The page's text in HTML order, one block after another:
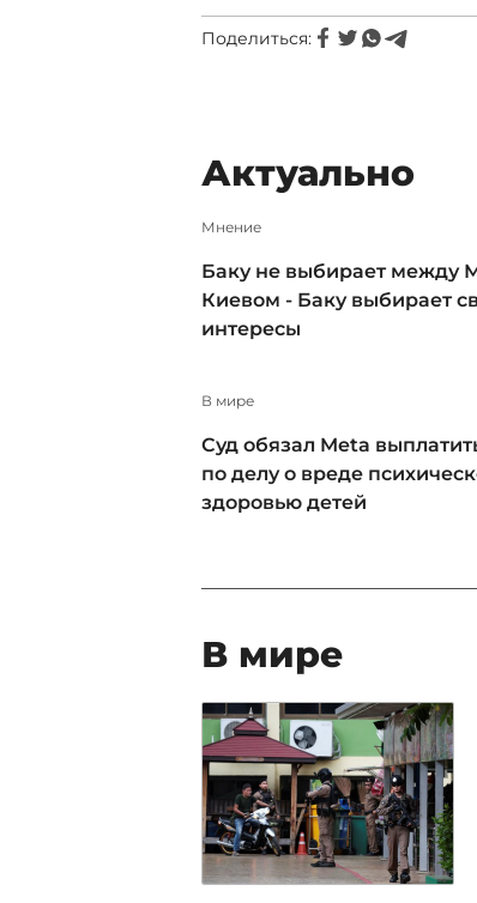
Поделиться:
Актуально
Мнение
Баку не выбирает между
Киевом - Баку выбирает
интересы
В мире
Суд обязал Meta
по делу о вреде
здоровью детей
В мире